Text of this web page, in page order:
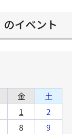
イベント
金
土
1
2
8
9